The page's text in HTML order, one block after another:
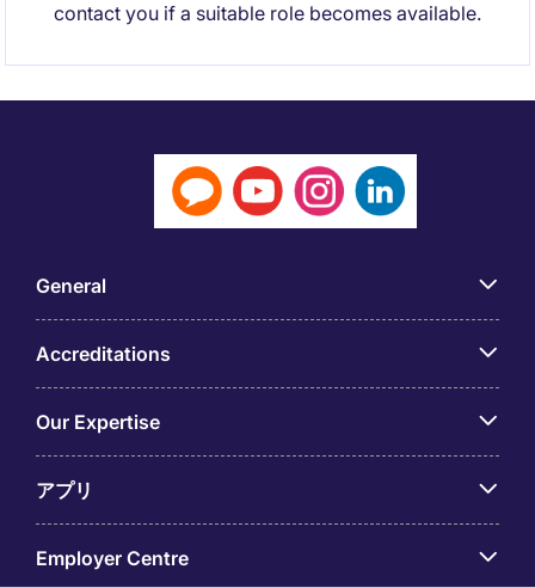
contact you if a suitable role becomes available.
General
Accreditations
Our Expertise
アプリ
Employer Centre